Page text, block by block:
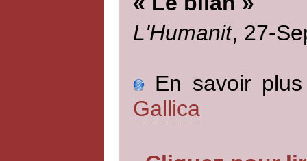
L'Humanit, 27-
En savoir
Gallica